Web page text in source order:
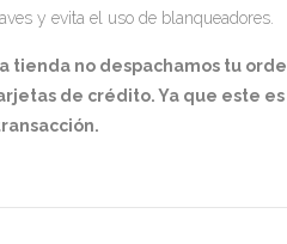
y evita el uso de blanqueadores.
no despachamos tu
de crédito. Ya que este